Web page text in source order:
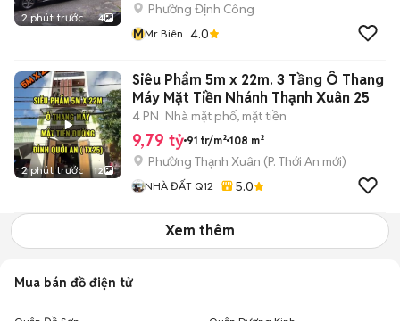
2 phút trước 4
Phường Định Công
MMr Biên 4.0
2 phút trước 12
Siêu Phẩm 5m x 22m. 3 Tầng Ô Thang
Máy Mặt Tiền Nhánh Thạnh Xuân 25
4 PN Nhà mặt phố, mặt tiền
9,79 tỷ 91 tr/m² 108 m²
Phường Thạnh Xuân (P. Thới An mới)
NHÀ ĐẤT Q12 5.0
Xem thêm
Mua bán đồ điện tử